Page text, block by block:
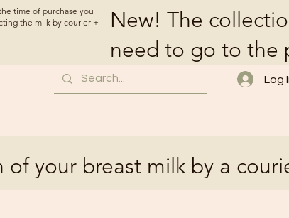
Log
time of purchase you
the milk by courier +
New! The
need to go to the
of your breast milk by a